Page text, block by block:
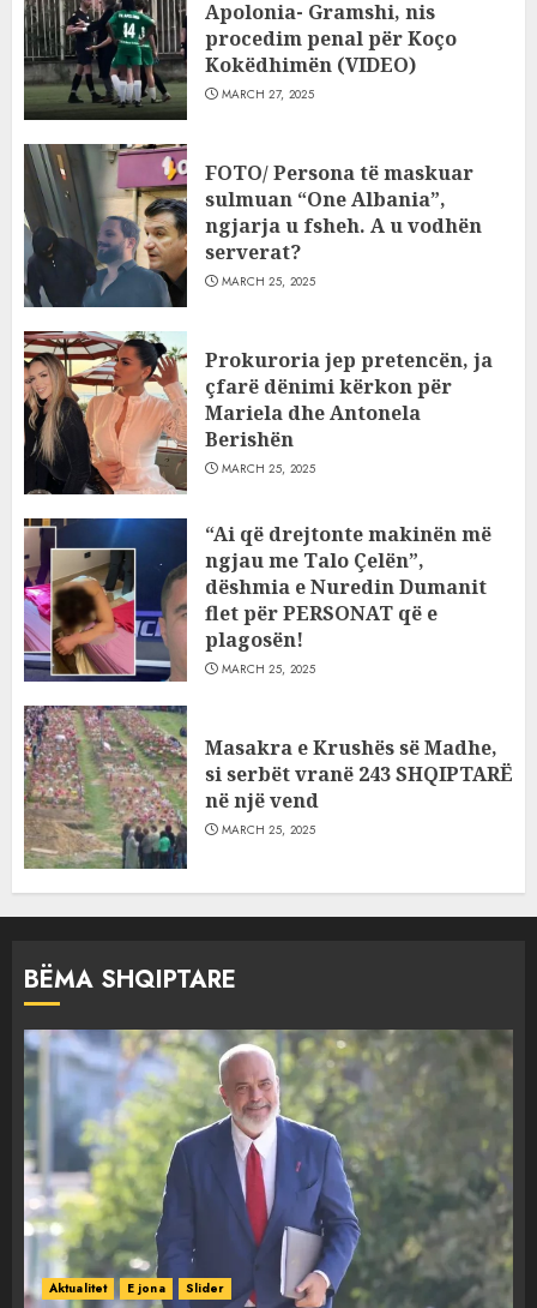
Apolonia- Gramshi, nis
procedim penal për Koço
Kokëdhimën (VIDEO)
MARCH 27, 2025
FOTO/ Persona të maskuar
sulmuan “One Albania”,
ngjarja u fsheh. A u vodhën
serverat?
MARCH 25, 2025
Prokuroria jep pretencën, ja
çfarë dënimi kërkon për
Mariela dhe Antonela
Berishën
MARCH 25, 2025
“Ai që drejtonte makinën më
ngjau me Talo Çelën”,
dëshmia e Nuredin Dumanit
flet për PERSONAT që e
plagosën!
MARCH 25, 2025
Masakra e Krushës së Madhe,
si serbët vranë 243 SHQIPTARË
në një vend
MARCH 25, 2025
BËMA SHQIPTARE
Aktualitet E jona Slider